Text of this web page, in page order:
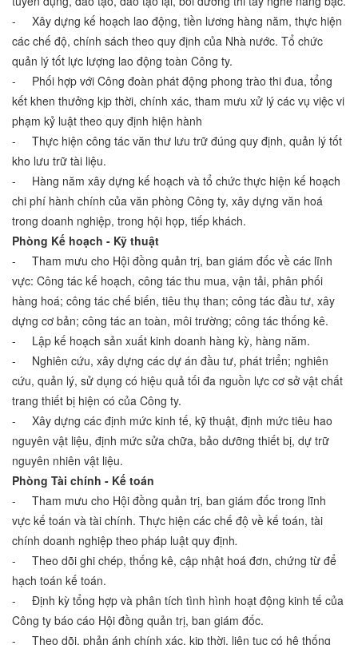
- Xây dựng kế hoạch lao động, tiền lương hàng năm, thực hiện
các chế độ, chính sách theo quy định của Nhà nước. Tổ chức
quản lý tốt lực lượng lao động toàn Công ty.
- Phối hợp với Công đoàn phát động phong trào thi đua, tổng
kết khen thưởng kịp thời, chính xác, tham mưu xử lý các vụ việc vi
phạm kỷ luật theo quy định hiện hành
- Thực hiện công tác văn thư lưu trữ đúng quy định, quản lý tốt
kho lưu trữ tài liệu.
- Hàng năm xây dựng kế hoạch và tổ chức thực hiện kế hoạch
chi phí hành chính của văn phòng Công ty, xây dựng văn hoá
trong doanh nghiệp, trong hội họp, tiếp khách.
Phòng Kế hoạch - Kỹ thuật
- Tham mưu cho Hội đồng quản trị, ban giám đốc về các lĩnh
vực: Công tác kế hoạch, công tác thu mua, vận tải, phân phối
hàng hoá; công tác chế biến, tiêu thụ than; công tác đầu tư, xây
dựng cơ bản; công tác an toàn, môi trường; công tác thống kê.
- Lập kế hoạch sản xuất kinh doanh hàng kỳ, hàng năm.
- Nghiên cứu, xây dựng các dự án đầu tư, phát triển; nghiên
cứu, quản lý, sử dụng có hiệu quả tối đa nguồn lực cơ sở vật chất
trang thiết bị hiện có của Công ty.
- Xây dựng các định mức kinh tế, kỹ thuật, định mức tiêu hao
nguyên vật liệu, định mức sửa chữa, bảo dưỡng thiết bị, dự trữ
nguyên nhiên vật liệu.
Phòng Tài chính - Kế toán
- Tham mưu cho Hội đồng quản trị, ban giám đốc trong lĩnh
vực kế toán và tài chính. Thực hiện các chế độ về kế toán, tài
chính doanh nghiệp theo pháp luật quy định.
- Theo dõi ghi chép, thống kê, cập nhật hoá đơn, chứng từ để
hạch toán kế toán.
- Định kỳ tổng hợp và phân tích tình hình hoạt động kinh tế của
Công ty báo cáo Hội đồng quản trị, ban giám đốc.
- Theo dõi, phản ánh chính xác, kịp thời, liên tục có hệ thống